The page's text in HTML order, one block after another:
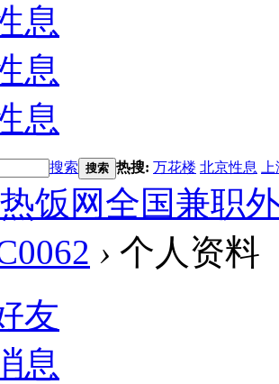
息
息
息
搜索 搜索 热搜: 万花楼 北京性息
饭网全国兼职
› 个人资料
友
息